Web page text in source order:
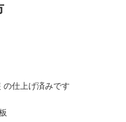
仕上げ済みです